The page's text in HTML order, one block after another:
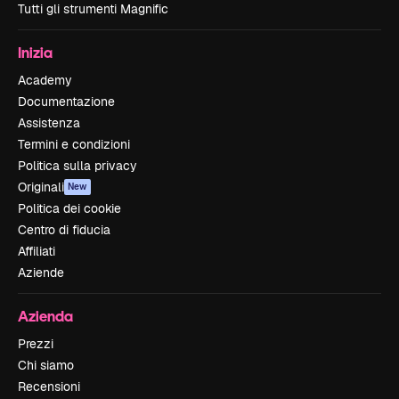
Tutti gli strumenti Magnific
Inizia
Academy
Documentazione
Assistenza
Termini e condizioni
Politica sulla privacy
Originali New
Politica dei cookie
Centro di fiducia
Affiliati
Aziende
Azienda
Prezzi
Chi siamo
Recensioni